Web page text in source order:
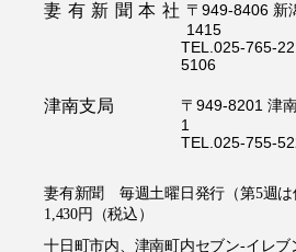
妻有新聞本社 〒949-8406 新
1415
TEL.025-765-
5106
津南支局
〒949-8201 津
1
TEL.025-755-
妻有新聞 毎週土曜日発行（第5週は
1,430円（税込）
十日町市内、津南町内セブン-イレ